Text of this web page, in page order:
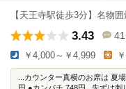
【天王寺駅徒歩3分】名物
3.43
￥4,000～￥4,999
...カウンター真横のお席は 夏